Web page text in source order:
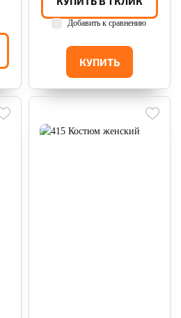
КУПИТЬ
Добавить к сравнению